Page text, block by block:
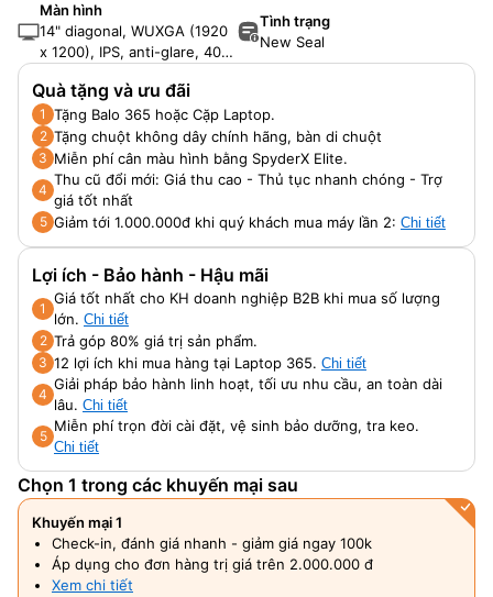
Màn hình
14" diagonal, WUXGA (1920
x 1200), IPS, anti-glare, 400
Tình trạng
New Seal
Quà tặng và ưu đãi
1 Tặng Balo 365 hoặc Cặp Laptop.
2 Tặng chuột không dây chính hãng, bàn di chuột
3 Miễn phí cân màu hình bằng SpyderX Elite.
4
Thu cũ đổi mới: Giá thu cao - Thủ tục nhanh chóng - Trợ
giá tốt nhất
5 Giảm tới 1.000.000đ khi quý khách mua máy lần 2: Chi tiết
Lợi ích - Bảo hành - Hậu mãi
1
Giá tốt nhất cho KH doanh nghiệp B2B khi mua số lượng
lớn. Chi tiết
2 Trả góp 80% giá trị sản phẩm.
3 12 lợi ích khi mua hàng tại Laptop 365. Chi tiết
4
Giải pháp bảo hành linh hoạt, tối ưu nhu cầu, an toàn dài
lâu. Chi tiết
5
Miễn phí trọn đời cài đặt, vệ sinh bảo dưỡng, tra keo.
Chi tiết
Chọn 1 trong các khuyến mại sau
Khuyến mại 1
Check-in, đánh giá nhanh - giảm giá ngay 100k
Áp dụng cho đơn hàng trị giá trên 2.000.000 đ
Xem chi tiết